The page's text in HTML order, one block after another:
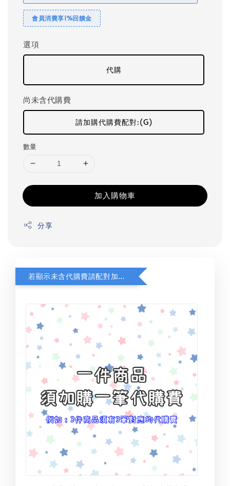
會員消費享1%回饋金
選項
代購
尚未含代購費
請加購代購費配對:(G)
數量
加入購物車
分享
若顯示未含代購費請配對加購(未加購視同無效訂單)